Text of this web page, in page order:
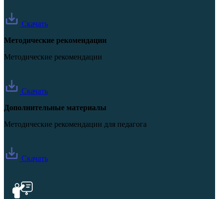
Скачать
Методические рекомендации
Методические рекомендации
Скачать
Дополнительные материалы
Методические рекомендации для педагога
Скачать